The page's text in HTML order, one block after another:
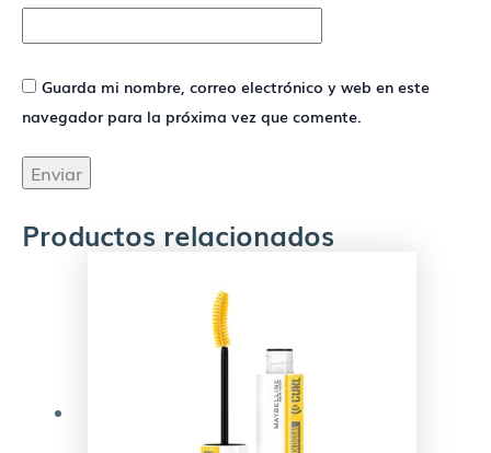
Guarda mi nombre, correo electrónico y web en este
navegador para la próxima vez que comente.
Productos relacionados